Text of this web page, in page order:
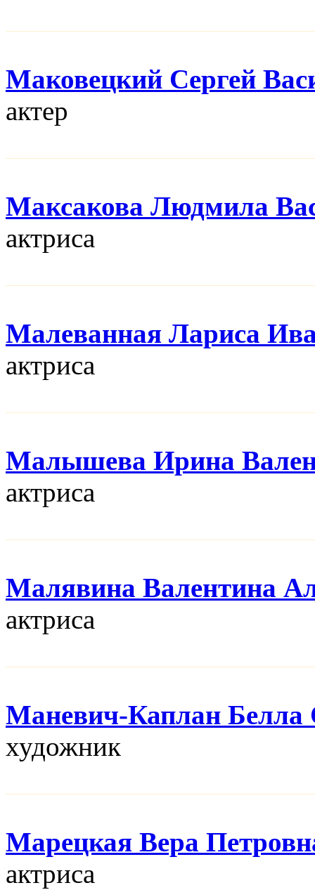
Маковецкий Сергей
актер
Максакова Людмила
актриса
Малеванная Лариса
актриса
Малышева Ирина
актриса
Малявина Валентина
актриса
Маневич-Каплан Белла
художник
Марецкая Вера
актриса